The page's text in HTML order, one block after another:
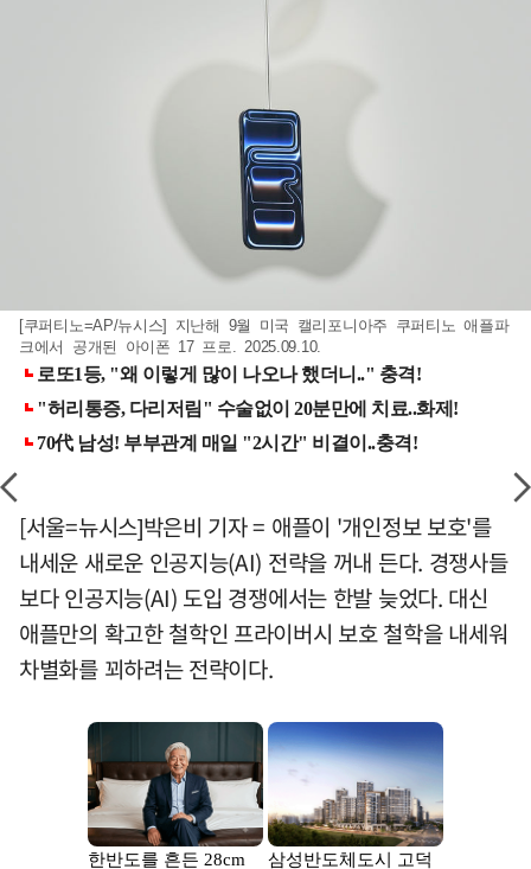
[쿠퍼티노=AP/뉴시스] 지난해 9월 미국 캘리포니아주 쿠퍼티노 애플파
크에서 공개된 아이폰 17 프로. 2025.09.10.
[서울=뉴시스]박은비 기자 = 애플이 '개인정보 보호'를
내세운 새로운 인공지능(AI) 전략을 꺼내 든다. 경쟁사들
보다 인공지능(AI) 도입 경쟁에서는 한발 늦었다. 대신
애플만의 확고한 철학인 프라이버시 보호 철학을 내세워
차별화를 꾀하려는 전략이다.